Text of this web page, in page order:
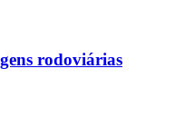
rodoviárias